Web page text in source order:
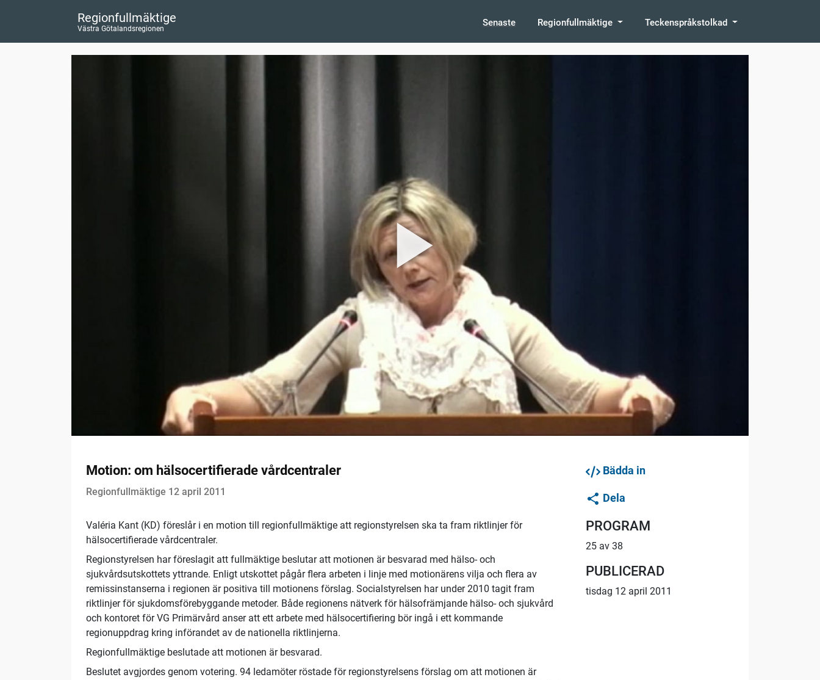
Regionfullmäktige
Västra Götalandsregionen
Senaste Regionfullmäktige Teckenspråkstolkad
Motion: om hälsocertifierade vårdcentraler
Regionfullmäktige 12 april 2011
Valéria Kant (KD) föreslår i en motion till regionfullmäktige att regionstyrelsen ska ta fram riktlinjer för
hälsocertifierade vårdcentraler.
Regionstyrelsen har föreslagit att fullmäktige beslutar att motionen är besvarad med hälso- och
sjukvårdsutskottets yttrande. Enligt utskottet pågår flera arbeten i linje med motionärens vilja och flera av
remissinstanserna i regionen är positiva till motionens förslag. Socialstyrelsen har under 2010 tagit fram
riktlinjer för sjukdomsförebyggande metoder. Både regionens nätverk för hälsofrämjande hälso- och sjukvård
och kontoret för VG Primärvård anser att ett arbete med hälsocertifiering bör ingå i ett kommande
regionuppdrag kring införandet av de nationella riktlinjerna.
Regionfullmäktige beslutade att motionen är besvarad.
Beslutet avgjordes genom votering. 94 ledamöter röstade för regionstyrelsens förslag om att motionen är
Bädda in
Dela
PROGRAM
25 av 38
PUBLICERAD
tisdag 12 april 2011